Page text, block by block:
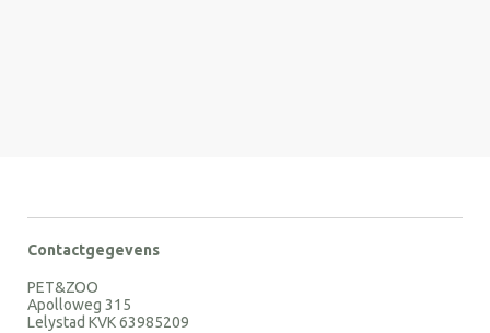
Contactgegevens
PET&ZOO
Apolloweg 315
Lelystad KVK 63985209